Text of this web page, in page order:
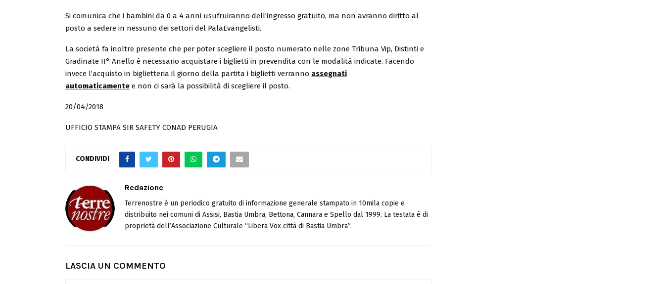
Si comunica che i bambini da 0 a 4 anni usufruiranno dell’ingresso gratuito, ma non avranno diritto al
posto a sedere in nessuno dei settori del PalaEvangelisti.
La società fa inoltre presente che per poter scegliere il posto numerato nelle zone Tribuna Vip, Distinti e
Gradinate II° Anello è necessario acquistare i biglietti in prevendita con le modalità indicate. Facendo
invece l’acquisto in biglietteria il giorno della partita i biglietti verranno assegnati
automaticamente e non ci sarà la possibilità di scegliere il posto.
20/04/2018
UFFICIO STAMPA SIR SAFETY CONAD PERUGIA
CONDIVIDI
Redazione
Terrenostre è un periodico gratuito di informazione generale stampato in 10mila copie e
distribuito nei comuni di Assisi, Bastia Umbra, Bettona, Cannara e Spello dal 1999. La testata è di
proprietà dell’Associazione Culturale “Libera Vox città di Bastia Umbra”.
LASCIA UN COMMENTO